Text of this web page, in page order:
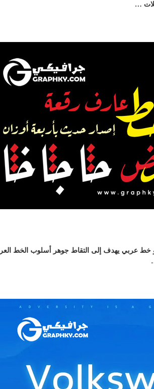
عربي يهدف إلى التقاط جوهر أسلوب الخط